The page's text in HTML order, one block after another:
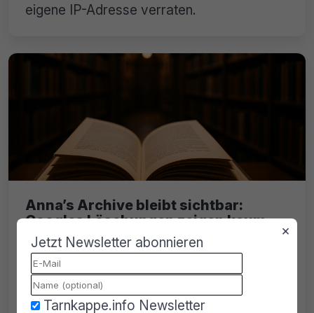
eigene IP-Adresse verraten.
Anna’s Archive bleibt sichtbar:
Googles Löschungen zeigen kaum
Wirkung
Google hat 749 Millionen Links zu Anna’s
Archive entfernt, 5 % aller DMCA-
Löschanträge überhaupt. Doch Anna’s
×
Jetzt Newsletter abonnieren
Tarnkappe.info Newsletter